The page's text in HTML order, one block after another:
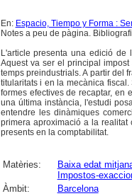
En: Espacio, Tiempo y Forma :
Notes a peu de pàgina.
L'article presenta una edició
Aquest va ser el principal
temps preindustrials. A partir del
titularitats i en la mecànica
formes efectives de recaptar, en
una última instància, l'estudi
entendre les dinàmiques
primera aproximació a la
presents en la comptabilitat.
Matèries: Baixa edat
Impostos-
Àmbit:
Barcelona